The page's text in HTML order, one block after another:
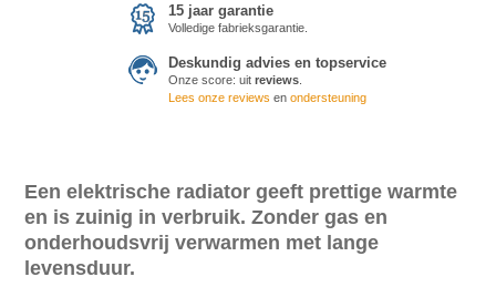
15 jaar garantie
Volledige fabrieksgarantie.
Deskundig advies en topservice
Onze score: uit reviews
Lees onze reviews en ondersteuning
Een elektrische radiator geeft prettige warmte
en is zuinig in verbruik. Zonder gas en
onderhoudsvrij verwarmen met lange
levensduur.